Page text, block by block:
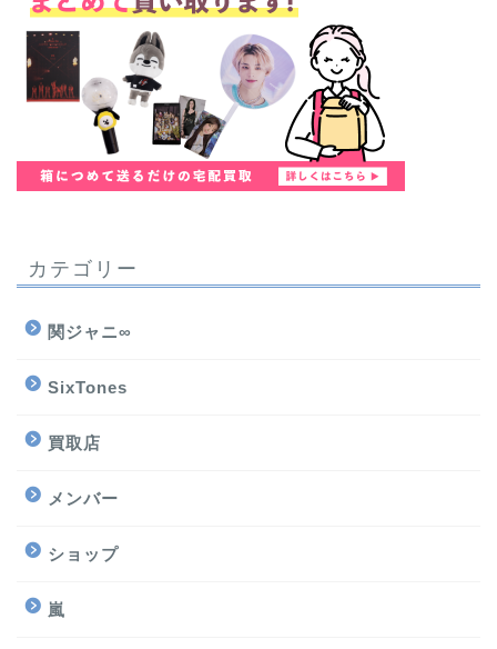
カテゴリー
関ジャニ∞
SixTones
買取店
メンバー
ショップ
嵐